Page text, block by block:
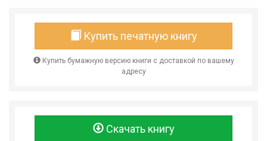
Купить печатную книгу
Купить бумажную версию книги с доставкой по вашему
адресу
Скачать книгу